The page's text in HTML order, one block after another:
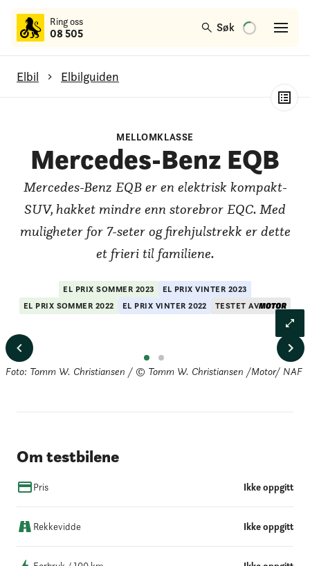
Ring oss
08 505 Søk
hovedinnhold
MELLOMKLASSE
Mercedes-Benz EQB
Mercedes-Benz EQB er en elektrisk kompakt-
SUV, hakket mindre enn storebror EQC. Med
muligheter for 7-seter og firehjulstrekk er dette
et frieri til familiene.
EL PRIXSOMMER 2023 EL PRIXVINTER 2023
EL PRIX SOMMER 2022 EL PRIX VINTER 2022 TESTET AV
Foto: Tomm W. Christiansen / © Tomm W. Christiansen /Motor/ NAF
Om testbilene
Pris Ikke oppgitt
Rekkevidde Ikke oppgitt
Elbil Elbilguiden
Generelt om modellen
Test av rekkevidde
Test av lading
Test av bagasjerom